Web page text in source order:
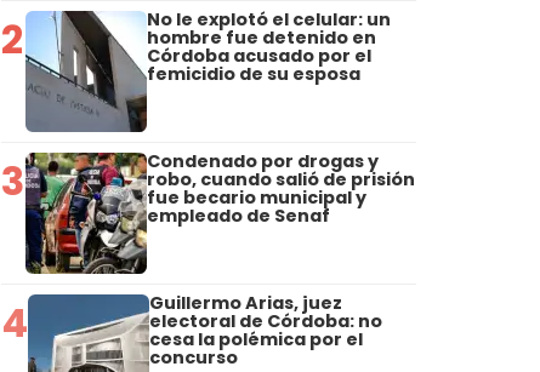
2 No le explotó el celular: un
hombre fue detenido en
Córdoba acusado por el
femicidio de su esposa
3 Condenado por drogas y
robo, cuando salió de prisión
fue becario municipal y
empleado de Senaf
4 Guillermo Arias, juez
electoral de Córdoba: no
cesa la polémica por el
concurso